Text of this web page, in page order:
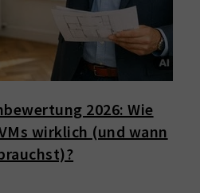
2026: Wie
wirklich (und wann